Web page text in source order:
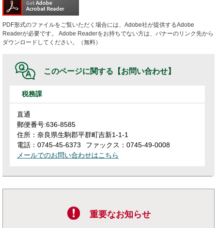
PDF形式のファイルをご覧いただく場合には、Adobe社が提供するAdobe
Readerが必要です。
Adobe Readerをお持ちでない方は、バナーのリンク先から
ダウンロードしてください。（無料）
このページに関する 【お問い合わせ】
税務課
直通
郵便番号:636-8585
住所：奈良県生駒郡平群町吉新1-1-1
電話：0745-45-6373
ファックス：0745-49-0008
メールでのお問い合わせはこちら
重要なお知らせ